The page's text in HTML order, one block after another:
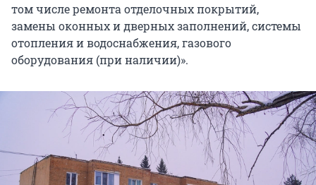
том числе ремонта отделочных покрытий,
замены оконных и дверных заполнений, системы
отопления и водоснабжения, газового
оборудования (при наличии)».